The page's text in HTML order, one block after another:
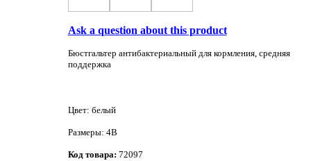
Ask a question about this product
Бюстгальтер антибактериальный для кормления, средняя
поддержка
Цвет: белый
Размеры: 4В
Код товара: 72097